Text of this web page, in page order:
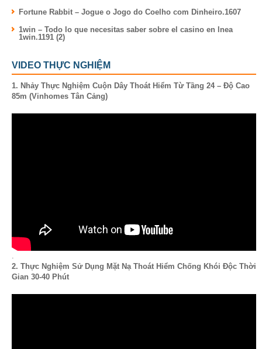
Fortune Rabbit – Jogue o Jogo do Coelho com Dinheiro.1607
1win – Todo lo que necesitas saber sobre el casino en lnea
1win.1191 (2)
VIDEO THỰC NGHIỆM
1. Nhảy Thực Nghiệm Cuộn Dây Thoát Hiểm Từ Tầng 24 – Độ Cao
85m (Vinhomes Tân Cảng)
.
2. Thực Nghiệm Sử Dụng Mặt Nạ Thoát Hiểm Chống Khói Độc Thời
Gian 30-40 Phút